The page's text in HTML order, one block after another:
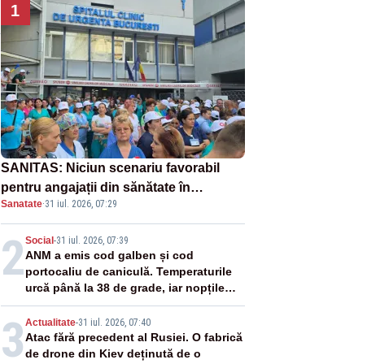
1
SANITAS: Niciun scenariu favorabil
pentru angajații din sănătate în
proiectul Legii salarizării
Sanatate·31 iul. 2026, 07:29
2Social -31 iul. 2026, 07:39
ANM a emis cod galben și cod
portocaliu de caniculă. Temperaturile
urcă până la 38 de grade, iar nopțile
devin tropicale
3 Actualitate-31 iul. 2026, 07:40
Atac fără precedent al Rusiei. O fabrică
de drone din Kiev deținută de o